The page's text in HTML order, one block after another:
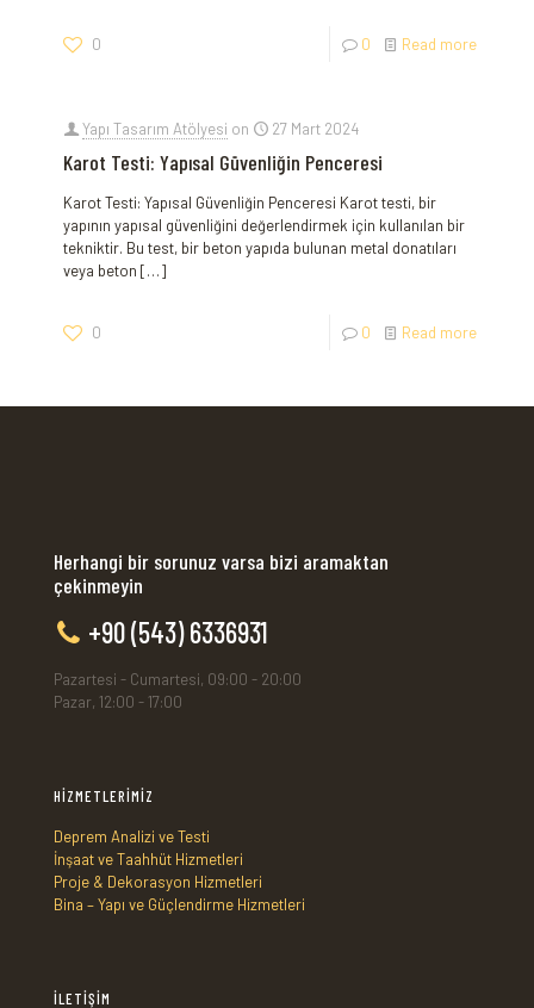
0 0 Read more
Yapı Tasarım Atölyesi on 27 Mart 2024
Karot Testi: Yapısal Güvenliğin Penceresi
Karot Testi: Yapısal Güvenliğin Penceresi Karot testi, bir⁤
yapının yapısal güvenliğini değerlendirmek⁤ için kullanılan bir
tekniktir. Bu test, bir beton yapıda⁢ bulunan metal donatıları
veya beton […]
0 0 Read more
Herhangi bir sorunuz varsa bizi aramaktan
çekinmeyin
+90 (543) 6336931
Pazartesi - Cumartesi, 09:00 - 20:00
Pazar, 12:00 - 17:00
HİZMETLERİMİZ
Deprem Analizi ve Testi
İnşaat ve Taahhüt Hizmetleri
Proje & Dekorasyon Hizmetleri
Bina – Yapı ve Güçlendirme Hizmetleri
İLETİŞİM